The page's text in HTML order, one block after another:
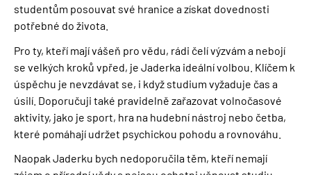
studentům posouvat své hranice a získat dovednosti
potřebné do života.
Pro ty, kteří mají vášeň pro vědu, rádi čelí výzvám a nebojí
se velkých kroků vpřed, je Jaderka ideální volbou. Klíčem k
úspěchu je nevzdávat se, i když studium vyžaduje čas a
úsilí. Doporučuji také pravidelně zařazovat volnočasové
aktivity, jako je sport, hra na hudební nástroj nebo četba,
které pomáhají udržet psychickou pohodu a rovnováhu.
Naopak Jaderku bych nedoporučila těm, kteří nemají